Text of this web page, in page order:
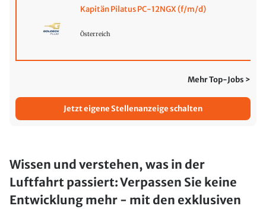
Kapitän Pilatus PC-12NGX (f/m/d)
Österreich
Mehr Top-Jobs >
Jetzt eigene Stellenanzeige schalten
Wissen und verstehen, was in der
Luftfahrt passiert: Verpassen Sie keine
Entwicklung mehr - mit den exklusiven